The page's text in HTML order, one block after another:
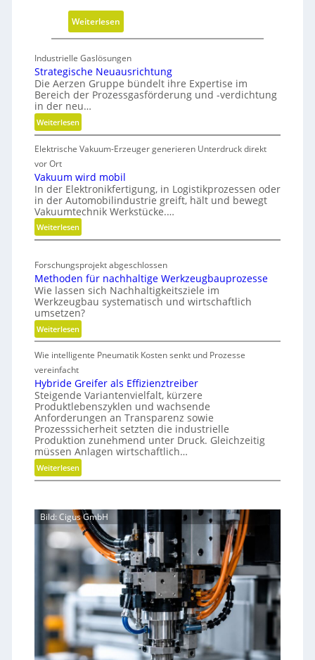
f
a
c
h
u
n
g
r
i
g
i
T
w
i
n
Weiterlesen:
S
a
r
t
u
r
i
n
g
e
b
i
n
t
Industrielle Gaslösungen
Strategische Neuausrichtung
Die Aerzen Gruppe bündelt ihre Expertise im
Bereich der Prozessgasförderung und -verdichtung
in der neu…
Weiterlesen:
S
t
a
t
e
g
i
s
h
e
N
e
u
a
r
i
c
h
t
u
n
g
Elektrische Vakuum-Erzeuger generieren Unterdruck direkt
vor Ort
Vakuum wird mobil
In der Elektronikfertigung, in Logistikprozessen oder
in der Automobilindustrie greift, hält und bewegt
Vakuumtechnik Werkstücke.…
Weiterlesen:
V
k
u
u
m
w
i
d
m
o
b
i
l
Forschungsprojekt abgeschlossen
Methoden für nachhaltige Werkzeugbauprozesse
Wie lassen sich Nachhaltigkeitsziele im
Werkzeugbau systematisch und wirtschaftlich
umsetzen?
Weiterlesen:
M
e
t
h
o
d
e
n
f
ü
r
c
h
h
t
i
g
e
W
e
Wie intelligente Pneumatik Kosten senkt und Prozesse
vereinfacht
Hybride Greifer als Effizienztreiber
Steigende Variantenvielfalt, kürzere
Produktlebenszyklen und wachsende
Anforderungen an Transparenz sowie
Prozesssicherheit setzten die industrielle
Produktion zunehmend unter Druck. Gleichzeitig
müssen Anlagen wirtschaftlich…
Weiterlesen:
H
b
r
i
d
e
G
r
e
f
e
r
Bild: Cigus GmbH